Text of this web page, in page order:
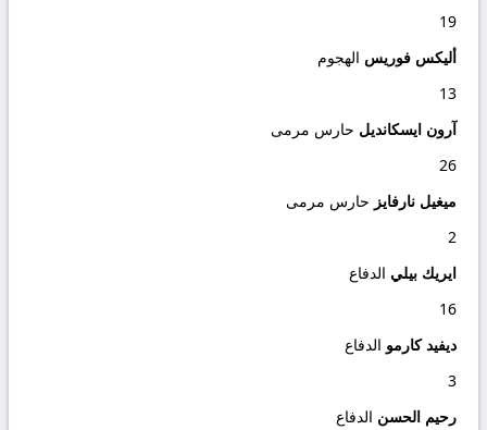
19
أليكس فوريس الهجوم
13
آرون ايسكانديل حارس مرمى
26
ميغيل نارفايز حارس مرمى
2
ايريك بيلي الدفاع
16
ديفيد كارمو الدفاع
3
رحيم الحسن الدفاع